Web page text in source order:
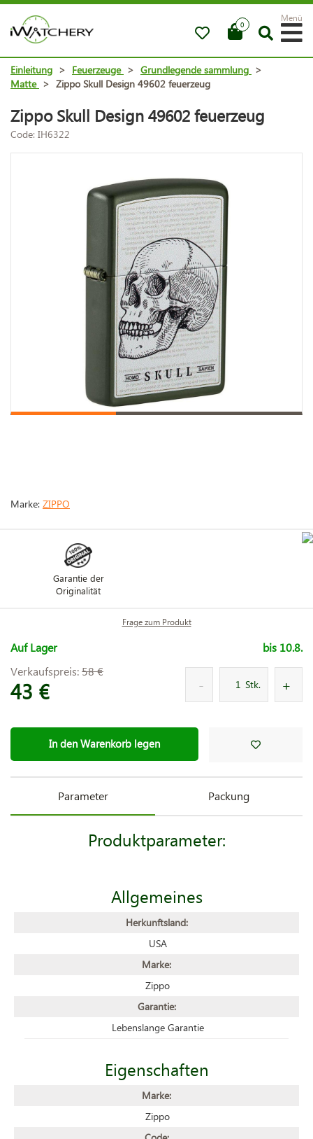
0
Menü
Einleitung > Feuerzeuge > Grundlegende sammlung >
Matte > Zippo Skull Design 49602 feuerzeug
Zippo Skull Design 49602 feuerzeug
Code: IH6322
Marke: ZIPPO
Garantie der
Originalität
Frage zum Produkt
Auf Lager
bis 10.8.
Verkaufspreis:58 €
43 € Stk.
In den Warenkorb legen
Parameter Packung
Produktparameter:
Allgemeines
Herkunftsland:
USA
Marke:
Zippo
Garantie:
Lebenslange Garantie
Eigenschaften
Marke:
Zippo